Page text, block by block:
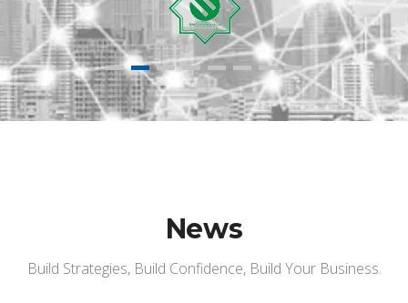
News
Build Strategies, Build Confidence, Build Your Business.